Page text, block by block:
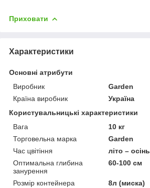
Приховати
Характеристики
Основні атрибути
Виробник
Garden
Країна виробник
Україна
Користувальницькі характеристики
Вага
10 кг
Торговельна марка
Garden
Час цвітіння
літо – осінь
Оптимальна глибина
занурення
60-100 см
Розмір контейнера
8л (миска)